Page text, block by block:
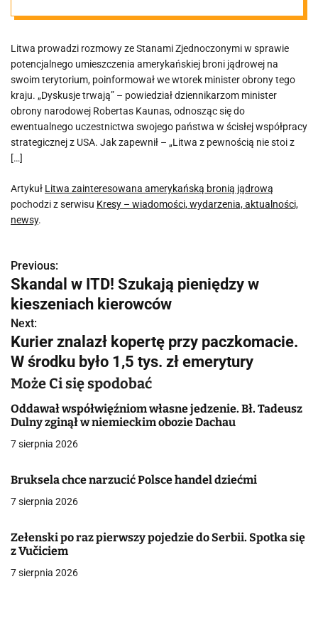
Litwa prowadzi rozmowy ze Stanami Zjednoczonymi w sprawie
potencjalnego umieszczenia amerykańskiej broni jądrowej na
swoim terytorium, poinformował we wtorek minister obrony tego
kraju. „Dyskusje trwają” – powiedział dziennikarzom minister
obrony narodowej Robertas Kaunas, odnosząc się do
ewentualnego uczestnictwa swojego państwa w ścisłej współpracy
strategicznej z USA. Jak zapewnił – „Litwa z pewnością nie stoi z
[…]
Artykuł Litwa zainteresowana amerykańską bronią jądrową
pochodzi z serwisu Kresy – wiadomości, wydarzenia, aktualności,
newsy.
N
a
w
i
g
a
c
a
p
i
Previous:
Skandal w ITD! Szukają pieniędzy w
kieszeniach kierowców
Next:
Kurier znalazł kopertę przy paczkomacie.
W środku było 1,5 tys. zł emerytury
Może Ci się spodobać
Oddawał współwięźniom własne jedzenie. Bł. Tadeusz
Dulny zginął w niemieckim obozie Dachau
7 sierpnia 2026
Bruksela chce narzucić Polsce handel dziećmi
7 sierpnia 2026
Zełenski po raz pierwszy pojedzie do Serbii. Spotka się
z Vučiciem
7 sierpnia 2026